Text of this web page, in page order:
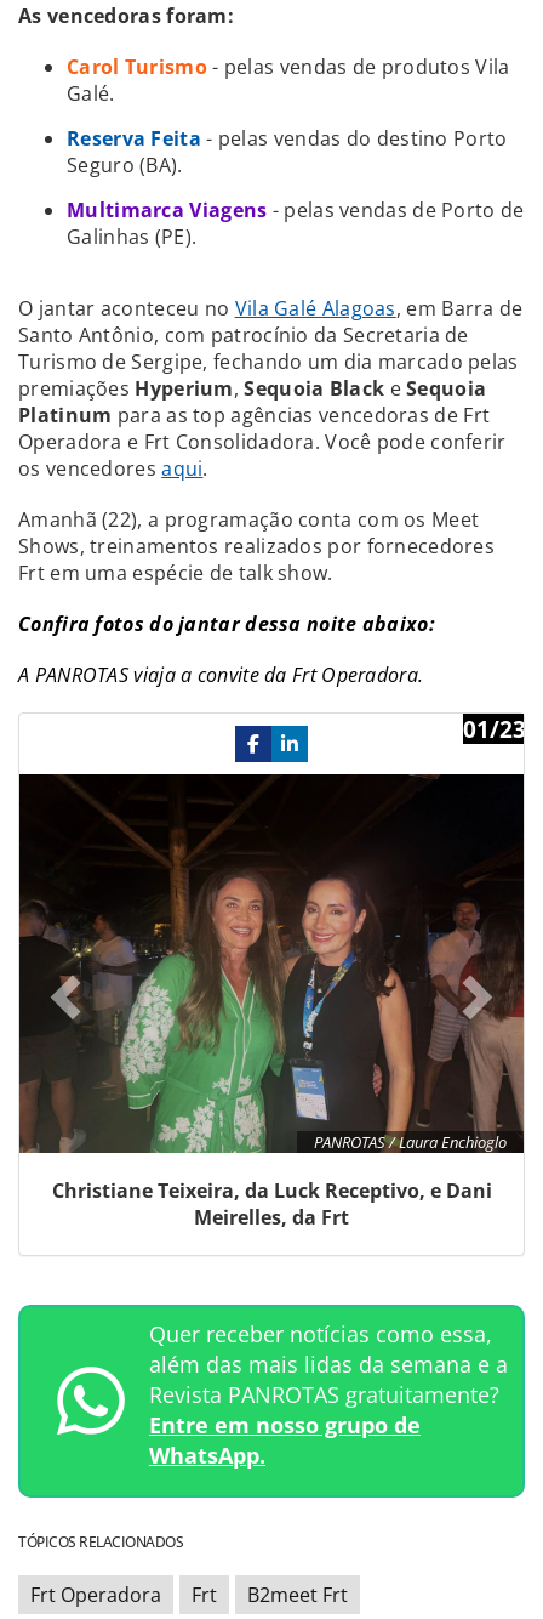
As vencedoras foram:
Carol Turismo- pelas vendas de produtos Vila
Galé.
Reserva Feita - pelas vendas do destino Porto
Seguro (BA).
Multimarca Viagens - pelas vendas de Porto de
Galinhas (PE).
O jantar aconteceu no Vila Galé Alagoas, em Barra de
Santo Antônio, com patrocínio da Secretaria de
Turismo de Sergipe, fechando um dia marcado pelas
premiações Hyperium,Sequoia Black eSequoia
Platinum para as top agências vencedoras de Frt
Operadora e Frt Consolidadora. Você pode conferir
os vencedoresaqui.
Amanhã (22), a programação conta com os Meet
Shows, treinamentos realizados por fornecedores
Frt em uma espécie de talk show.
Confira fotos do jantar dessa noite abaixo:
A PANROTAS viaja a convite da Frt Operadora.
PANROTAS / Laura Enchioglo
01/23
Christiane Teixeira, da Luck Receptivo, e Dani
Meirelles, da Frt
Previous
Quer receber notícias como essa,
além das mais lidas da semana e a
Revista PANROTAS gratuitamente?
Entre em nosso grupo de
WhatsApp.
TÓPICOS RELACIONADOS
Frt Operadora Frt B2meet Frt